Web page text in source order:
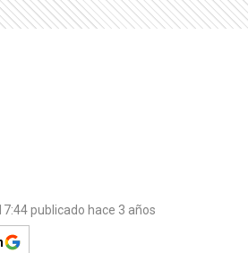
publicado hace 3 años